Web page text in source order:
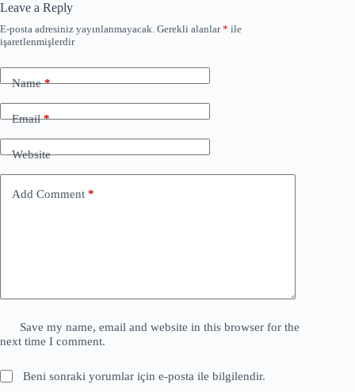
Leave a Reply
E-posta adresiniz yayınlanmayacak. Gerekli alanlar* ile
işaretlenmişlerdir
Name*
Email*
Website
Add Comment *
Save my name, email and website in this browser for the
next time I comment.
Beni sonraki yorumlar için e-posta ile bilgilendir.